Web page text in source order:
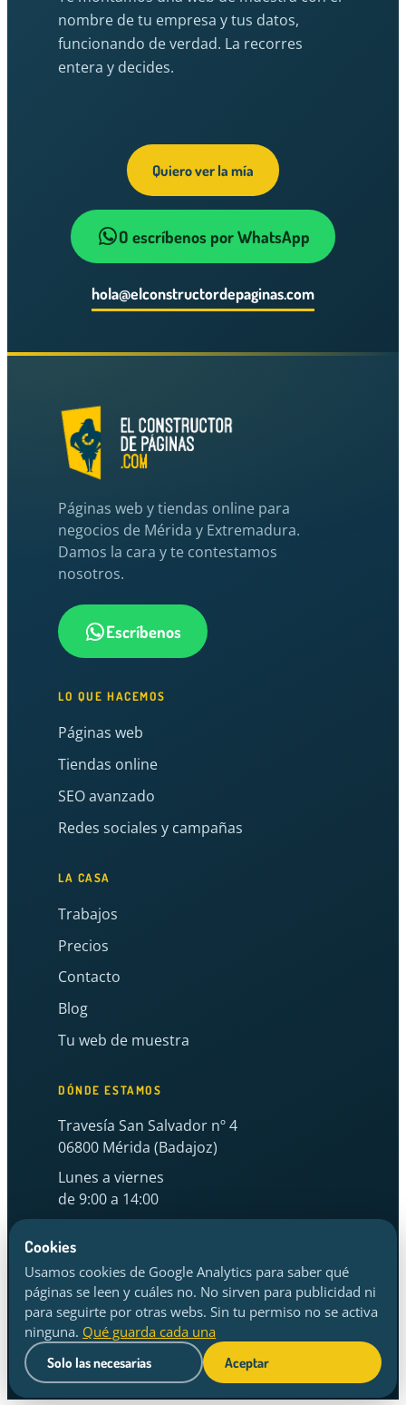
nombre de tu empresa y tus datos,
funcionando de verdad. La recorres
entera y decides.
Quiero ver la mía
O escríbenos por WhatsApp
hola@elconstructordepaginas.com
Páginas web y tiendas online para
negocios de Mérida y Extremadura.
Damos la cara y te contestamos
nosotros.
Escríbenos
LO QUE HACEMOS
Páginas web
Tiendas online
SEO avanzado
Redes sociales y campañas
LA CASA
Trabajos
Precios
Contacto
Blog
Tu web de muestra
DÓNDE ESTAMOS
Travesía San Salvador nº 4
06800 Mérida (Badajoz)
Lunes a viernes
de 9:00 a 14:00
© El Constructor de Páginas
Política de privacidad·Aviso legal·Cookies·
Cambiar mi elección
Cookies
Usamos cookies de Google Analytics para saber qué
páginas se leen y cuáles no. No sirven para publicidad ni
para seguirte por otras webs. Sin tu permiso no se activa
ninguna. Qué guarda cada una
Solo las necesarias
Aceptar